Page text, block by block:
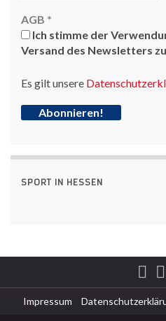
AGB *
Ich stimme der
Versand des Newsletters zu
Es gilt unsere
SPORT IN HESSEN
Impressum